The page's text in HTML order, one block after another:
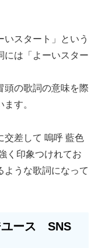
スタート」という
には「よーいスター
頭の歌詞の意味を際
す。
交差して 嗚呼 藍色
く印象つけれてお
ような歌詞になって
ース SNS